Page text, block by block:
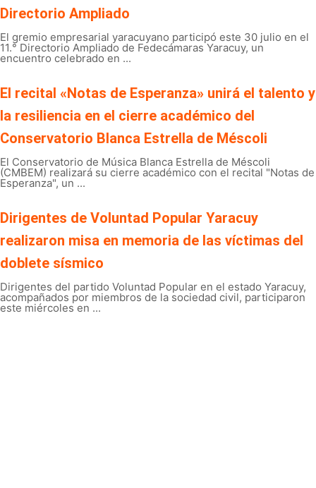
Directorio Ampliado
El gremio empresarial yaracuyano participó este 30 julio en el
11.° Directorio Ampliado de Fedecámaras Yaracuy, un
encuentro celebrado en ...
El recital «Notas de Esperanza» unirá el talento y
la resiliencia en el cierre académico del
Conservatorio Blanca Estrella de Méscoli
El Conservatorio de Música Blanca Estrella de Méscoli
(CMBEM) realizará su cierre académico con el recital "Notas de
Esperanza", un ...
Dirigentes de Voluntad Popular Yaracuy
realizaron misa en memoria de las víctimas del
doblete sísmico
Dirigentes del partido Voluntad Popular en el estado Yaracuy,
acompañados por miembros de la sociedad civil, participaron
este miércoles en ...